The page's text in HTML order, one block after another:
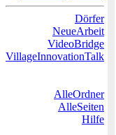
Dörfer
NeueArbeit
VideoBridge
VillageInnovationTalk
AlleOrdner
AlleSeiten
Hilfe